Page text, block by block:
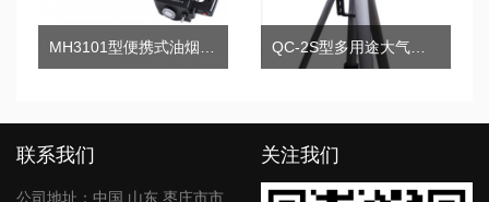
联系我们
公司地址：中国.山东.枣庄市市
关注我们